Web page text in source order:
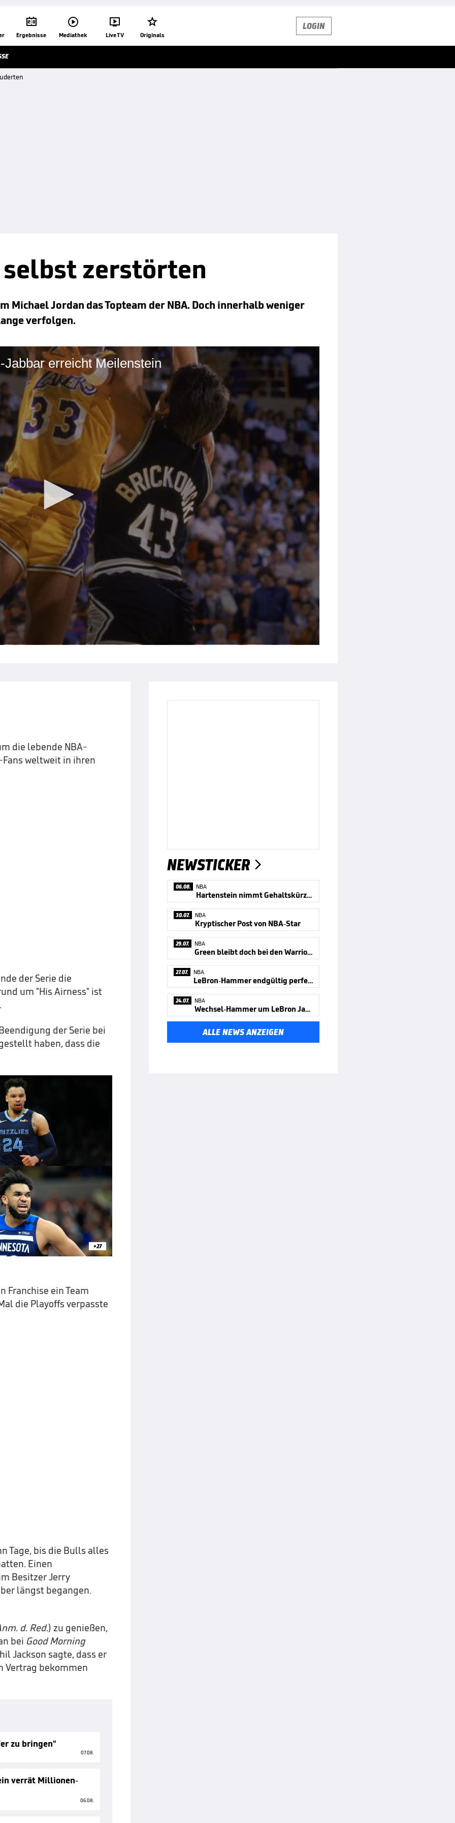

Ergebnisse

Mediathek

Live TV

Originals
LOGIN
zerstörten
Michael Jordan das Topteam der NBA. Doch innerhalb weniger
verfolgen.
erreicht Meilenstein
die lebende NBA-
weltweit in ihren
der Serie die
um "His Airness" ist
der Serie bei
haben, dass die
+27
Franchise ein Team
die Playoffs verpasste
Tage, bis die Bulls alles
Einen
Besitzer Jerry
längst begangen.
d. Red.) zu genießen,
bei Good Morning
Jackson sagte, dass er
Vertrag bekommen
zu bringen"
07.08.
verrät Millionen-
06.08.
NEWSTICKER 
06.08. NBA
Hartenstein nimmt Gehaltskürzung hin
30.07. NBA
Kryptischer Post von NBA-Star
29.07. NBA
Green bleibt doch bei den Warriors
27.07. NBA
LeBron-Hammer endgültig perfekt
24.07. NBA
Wechsel-Hammer um LeBron James!
ALLE NEWS ANZEIGEN